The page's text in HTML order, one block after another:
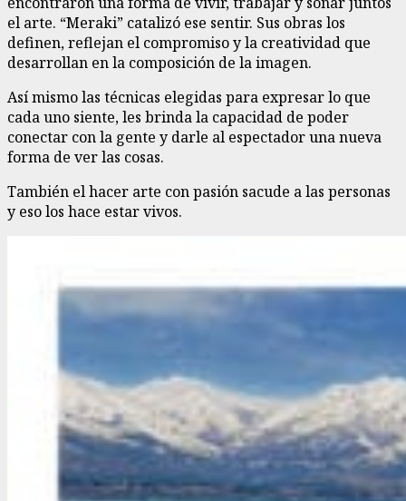
el arte. “Meraki” catalizó ese sentir. Sus obras los
definen, reflejan el compromiso y la creatividad que
desarrollan en la composición de la imagen.
Así mismo las técnicas elegidas para expresar lo que
cada uno siente, les brinda la capacidad de poder
conectar con la gente y darle al espectador una nueva
forma de ver las cosas.
También el hacer arte con pasión sacude a las personas
y eso los hace estar vivos.